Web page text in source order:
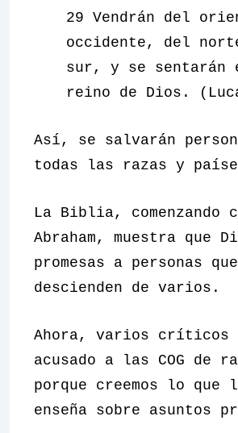
29 Vendrán del
occidente, del
sur, y se sentarán
reino de Dios.
Así, se salvarán
todas las razas y
La Biblia, comenzando
Abraham, muestra que
promesas a personas que
descienden de varios.
Ahora, varios críticos
acusado a las COG de
porque creemos lo
enseña sobre asuntos